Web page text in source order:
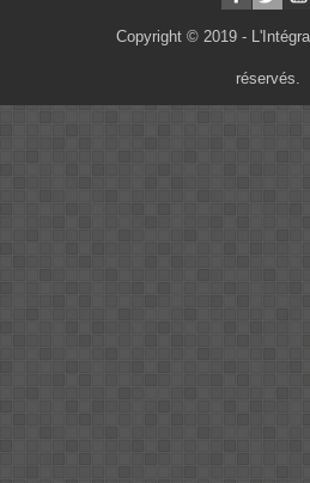
Copyright © 2019 -
réservés.